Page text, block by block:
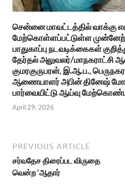
சென்னை மாவட்டத்தில் வாக்கு
மேற்கொள்ளப்பட்டுள்ள
பாதுகாப்பு நடவடிக்கைகள்
தேர்தல் அலுவலர்/மாநகராட்சி
குமரகுருபரன், இ.ஆ.ப.,
ஆணையாளர் அபின் தினேஷ்
பார்வையிட்டு ஆய்வு
April 29, 2026
PREVIOUS ARTICLE
சர்வதேச திரைப்பட விருதை
வென்ற ‘ஆதார்